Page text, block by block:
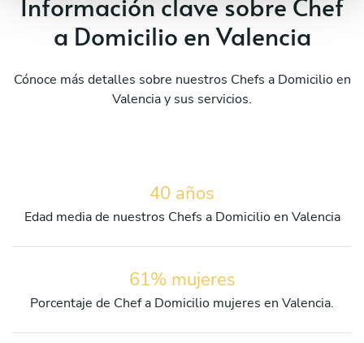
a Domicilio en Valencia
Cónoce más detalles sobre nuestros Chefs a Domicilio en
Valencia y sus servicios.
40 años
Edad media de nuestros Chefs a Domicilio en Valencia
61% mujeres
Porcentaje de Chef a Domicilio mujeres en Valencia.